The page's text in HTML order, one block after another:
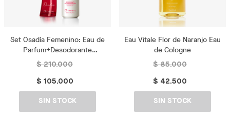
Set Osadía Femenino: Eau de
Parfum+Desodorante
perfumado
$ 210.000
$ 105.000
SIN STOCK
Eau Vitale Flor de Naranjo Eau
de Cologne
$ 85.000
$ 42.500
SIN STOCK